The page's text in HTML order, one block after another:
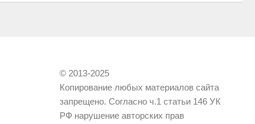
© 2013-2025
Копирование любых материалов сайта
запрещено. Согласно ч.1 статьи 146 УК
РФ нарушение авторских прав